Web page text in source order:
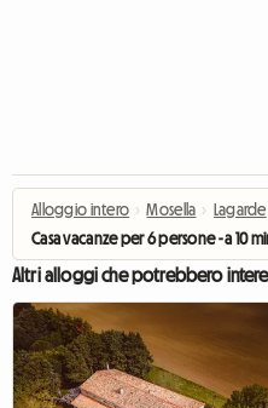
Alloggio intero › Mosella › Lagarde
Casa vacanze per 6 persone - a 10
Altri alloggi che potrebbero